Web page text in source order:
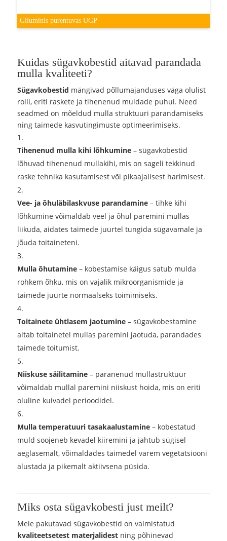
Giluminis purentuvas UGP
Kuidas sügavkobestid aitavad parandada
mulla kvaliteeti?
Sügavkobestid mängivad põllumajanduses väga olulist
rolli, eriti raskete ja tihenenud muldade puhul. Need
seadmed on mõeldud mulla struktuuri parandamiseks
ning taimede kasvutingimuste optimeerimiseks.
Tihenenud mulla kihi lõhkumine – sügavkobestid
lõhuvad tihenenud mullakihi, mis on sageli tekkinud
raske tehnika kasutamisest või pikaajalisest harimisest.
Vee- ja õhuläbilaskvuse parandamine – tihke kihi
lõhkumine võimaldab veel ja õhul paremini mullas
liikuda, aidates taimede juurtel tungida sügavamale ja
jõuda toitaineteni.
Mulla õhutamine – kobestamise käigus satub mulda
rohkem õhku, mis on vajalik mikroorganismide ja
taimede juurte normaalseks toimimiseks.
Toitainete ühtlasem jaotumine – sügavkobestamine
aitab toitainetel mullas paremini jaotuda, parandades
taimede toitumist.
Niiskuse säilitamine – paranenud mullastruktuur
võimaldab mullal paremini niiskust hoida, mis on eriti
oluline kuivadel perioodidel.
Mulla temperatuuri tasakaalustamine – kobestatud
muld soojeneb kevadel kiiremini ja jahtub sügisel
aeglasemalt, võimaldades taimedel varem vegetatsiooni
alustada ja pikemalt aktiivsena püsida.
Miks osta sügavkobesti just meilt?
Meie pakutavad sügavkobestid on valmistatud
kvaliteetsetest materjalidest ning põhinevad